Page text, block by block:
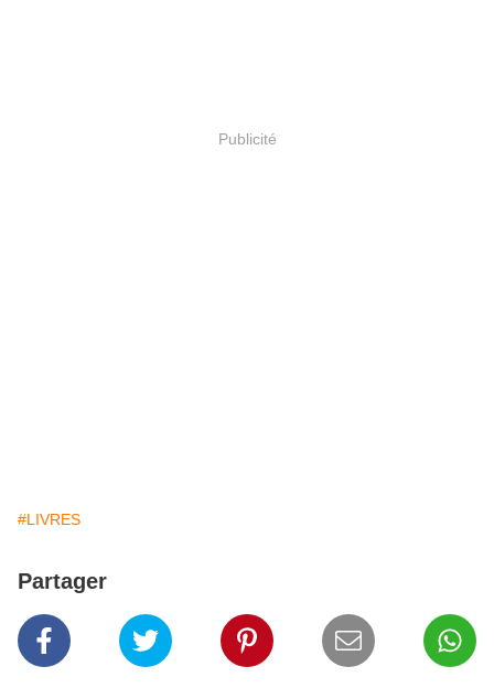
Publicité
#LIVRES
Partager